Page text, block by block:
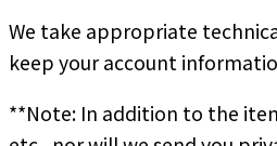
We take appropriate
keep your account
**Note: In addition to the